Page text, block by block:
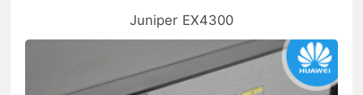
Juniper EX4300